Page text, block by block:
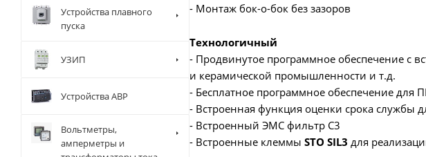
- Монтаж бок-о-бок без зазоров
Технологичный
- Продвинутое программное обеспечение с
и керамической промышленности и т.д.
- Бесплатное программное обеспечение для
- Встроенная функция оценки срока службы
- Встроенный ЭМС фильтр С3
- Встроенные клеммы STO SIL3 для
Устройства плавного
пуска
УЗИП
Устройства АВР
Вольтметры,
амперметры и